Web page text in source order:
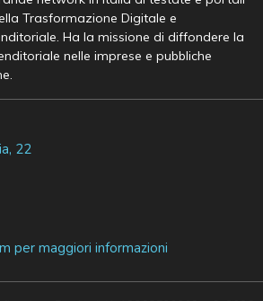
Trasformazione Digitale e
Ha la missione di diffondere la
nelle imprese e pubbliche
22
per maggiori informazioni